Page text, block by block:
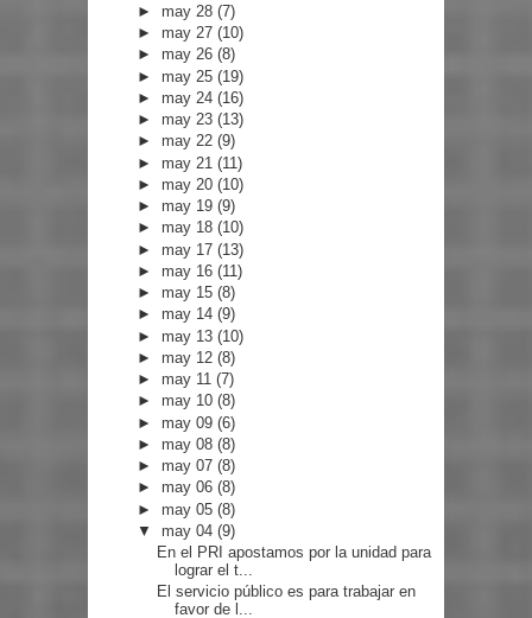
► may 28(7)
► may 27(10)
► may 26(8)
► may 25(19)
► may 24(16)
► may 23(13)
► may 22(9)
► may 21(11)
► may 20(10)
► may 19(9)
► may 18(10)
► may 17(13)
► may 16(11)
► may 15(8)
► may 14(9)
► may 13(10)
► may 12(8)
► may 11(7)
► may 10(8)
► may 09(6)
► may 08(8)
► may 07(8)
► may 06(8)
► may 05(8)
▼ may 04(9)
En el PRI apostamos por la unidad para
lograr el t...
El servicio público es para trabajar en
favor de l...